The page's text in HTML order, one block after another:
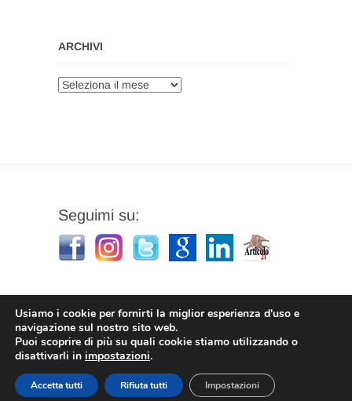
ARCHIVI
Archivi
Seguimi su:
Stefano Corradino
Usiamo i cookie per fornirti la miglior esperienza d'uso e
navigazione sul nostro sito web.
Puoi scoprire di più su quali cookie stiamo utilizzando o
disattivarli in impostazioni.
Accetta tutti Rifiuta tutti Impostazioni